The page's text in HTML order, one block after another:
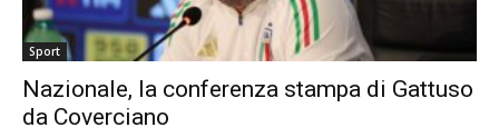
Sport
Nazionale, la conferenza stampa di Gattuso
da Coverciano